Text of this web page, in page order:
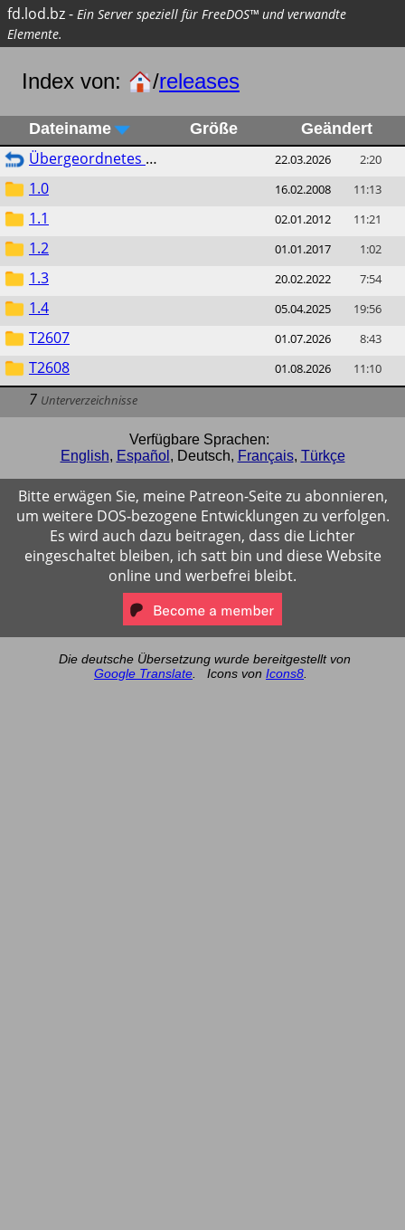
fd.lod.bz- Ein Server speziell für FreeDOS™ und verwandte
Elemente.
Index von: /releases
Dateiname Größe Geändert
Übergeordnetes Verzeichnis 22.03.2026 2:20
1.0 16.02.2008 11:13
1.1 02.01.2012 11:21
1.2 01.01.2017 1:02
1.3 20.02.2022 7:54
1.4 05.04.2025 19:56
T2607 01.07.2026 8:43
T2608 01.08.2026 11:10
7 Unterverzeichnisse
Verfügbare Sprachen:
English, Español , Deutsch, Français, Türkçe
Bitte erwägen Sie, meine Patreon-Seite zu abonnieren,
um weitere DOS-bezogene Entwicklungen zu verfolgen.
Es wird auch dazu beitragen, dass die Lichter
eingeschaltet bleiben, ich satt bin und diese Website
online und werbefrei bleibt.
Die deutsche Übersetzung wurde bereitgestellt von
Google Translate
Icons von Icons8